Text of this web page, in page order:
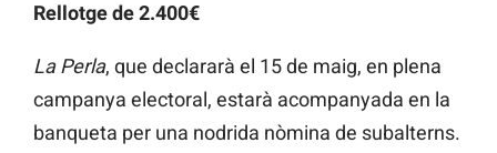
Rellotge de 2.400€
La Perla, que declararà el 15 de maig, en plena
campanya electoral, estarà acompanyada en la
banqueta per una nodrida nòmina de subalterns.